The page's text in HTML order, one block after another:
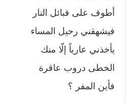
أطوف على قبائل النار
فيشهقني رحيل المساء
يأخذني عارياً إلّا منك
الخطى دروب عاقرة
فأين المفر ؟